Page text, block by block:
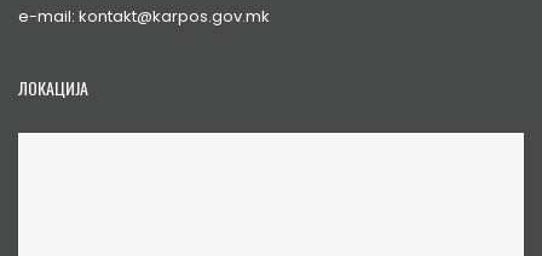
e-mail: kontakt@karpos.gov.mk
ЛОКАЦИЈА